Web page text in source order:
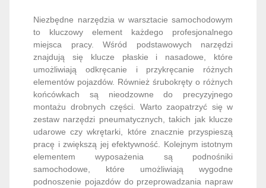
Niezbędne narzędzia w warsztacie samochodowym
to kluczowy element każdego profesjonalnego
miejsca pracy. Wśród podstawowych narzędzi
znajdują się klucze płaskie i nasadowe, które
umożliwiają odkręcanie i przykręcanie różnych
elementów pojazdów. Również śrubokręty o różnych
końcówkach są nieodzowne do precyzyjnego
montażu drobnych części. Warto zaopatrzyć się w
zestaw narzędzi pneumatycznych, takich jak klucze
udarowe czy wkrętarki, które znacznie przyspieszą
pracę i zwiększą jej efektywność. Kolejnym istotnym
elementem wyposażenia są podnośniki
samochodowe, które umożliwiają wygodne
podnoszenie pojazdów do przeprowadzania napraw